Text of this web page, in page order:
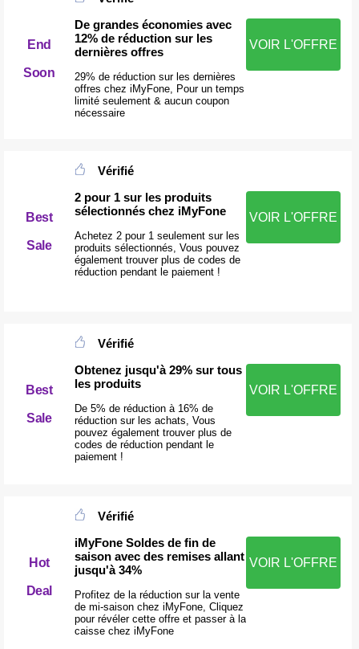
End
Soon
De grandes économies avec
12% de réduction sur les
dernières offres
29% de réduction sur les dernières
offres chez iMyFone, Pour un temps
limité seulement & aucun coupon
nécessaire
VOIR L'OFFRE
Best
Sale
Vérifié
2 pour 1 sur les produits
sélectionnés chez iMyFone
Achetez 2 pour 1 seulement sur les
produits sélectionnés, Vous pouvez
également trouver plus de codes de
réduction pendant le paiement !
VOIR L'OFFRE
Best
Sale
Vérifié
Obtenez jusqu'à 29% sur tous
les produits
De 5% de réduction à 16% de
réduction sur les achats, Vous
pouvez également trouver plus de
codes de réduction pendant le
paiement !
VOIR L'OFFRE
Hot
Deal
Vérifié
iMyFone Soldes de fin de
saison avec des remises allant
jusqu'à 34%
Profitez de la réduction sur la vente
de mi-saison chez iMyFone, Cliquez
pour révéler cette offre et passer à la
caisse chez iMyFone
VOIR L'OFFRE